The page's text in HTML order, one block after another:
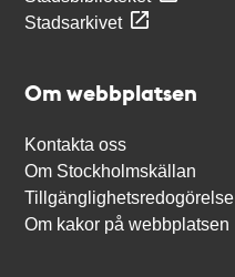
Stadsarkivet
Om webbplatsen
Kontakta oss
Om Stockholmskällan
Tillgänglighetsredogörelse
Om kakor på webbplatsen